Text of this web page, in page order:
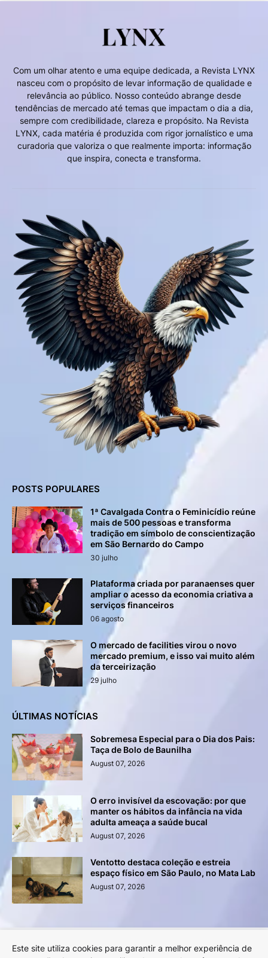
Com um olhar atento e uma equipe dedicada, a Revista LYNX
nasceu com o propósito de levar informação de qualidade e
relevância ao público. Nosso conteúdo abrange desde
tendências de mercado até temas que impactam o dia a dia,
sempre com credibilidade, clareza e propósito. Na Revista
LYNX, cada matéria é produzida com rigor jornalístico e uma
curadoria que valoriza o que realmente importa: informação
que inspira, conecta e transforma.
POSTS POPULARES
1ª Cavalgada Contra o Feminicídio reúne
mais de 500 pessoas e transforma
tradição em símbolo de conscientização
em São Bernardo do Campo
30 julho
Plataforma criada por paranaenses quer
ampliar o acesso da economia criativa a
serviços financeiros
06 agosto
O mercado de facilities virou o novo
mercado premium, e isso vai muito além
da terceirização
29 julho
ÚLTIMAS NOTÍCIAS
Sobremesa Especial para o Dia dos Pais:
Taça de Bolo de Baunilha
August 07, 2026
O erro invisível da escovação: por que
manter os hábitos da infância na vida
adulta ameaça a saúde bucal
August 07, 2026
Ventotto destaca coleção e estreia
espaço físico em São Paulo, no Mata Lab
August 07, 2026
Anuncie na Revista LYNX! Sobre a Revista LYNX
Este site utiliza cookies para garantir a melhor experiência de